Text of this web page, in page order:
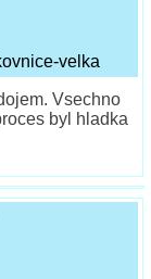
velka
Vsechno
byl hladka